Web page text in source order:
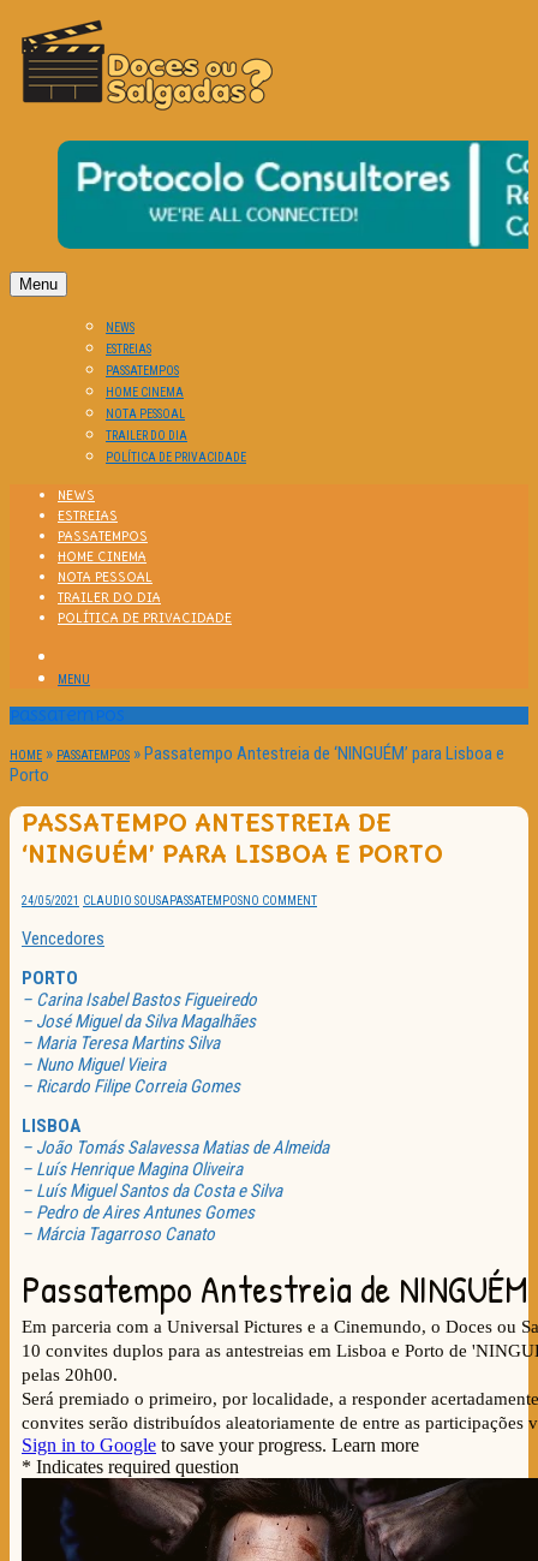
DOCES OU SALGADAS?
O Cinema? Uma Paixão!!
Menu
NEWS
ESTREIAS
PASSATEMPOS
HOME CINEMA
NOTA PESSOAL
TRAILER DO DIA
POLÍTICA DE PRIVACIDADE
NEWS
ESTREIAS
PASSATEMPOS
HOME CINEMA
NOTA PESSOAL
TRAILER DO DIA
POLÍTICA DE PRIVACIDADE
MENU
Passatempos
HOME » PASSATEMPOS »Passatempo Antestreia de ‘NINGUÉM’ para Lisboa e
Porto
PASSATEMPO ANTESTREIA DE
‘NINGUÉM’ PARA LISBOA E PORTO
24/05/2021 CLAUDIO SOUSAPASSATEMPOSNO COMMENT
Vencedores
PORTO
– Carina Isabel Bastos Figueiredo
– José Miguel da Silva Magalhães
– Maria Teresa Martins Silva
– Nuno Miguel Vieira
– Ricardo Filipe Correia Gomes
LISBOA
– João Tomás Salavessa Matias de Almeida
– Luís Henrique Magina Oliveira
– Luís Miguel Santos da Costa e Silva
– Pedro de Aires Antunes Gomes
– Márcia Tagarroso Canato